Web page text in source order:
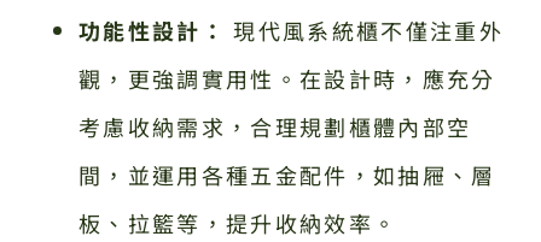
功能性設計： 現代風系統櫃不僅注重外
觀，更強調實用性。在設計時，應充分
考慮收納需求，合理規劃櫃體內部空
間，並運用各種五金配件，如抽屜、層
板、拉籃等，提升收納效率。